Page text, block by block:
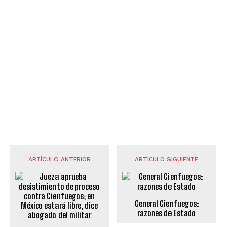
ARTÍCULO ANTERIOR ARTÍCULO SIGUIENTE
General Cienfuegos:
razones de Estado